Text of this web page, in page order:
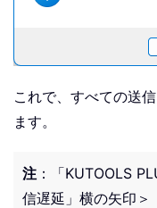
これで、すべての送
ます。
注 ：「KUTOOLS
信遅延」横の矢印＞